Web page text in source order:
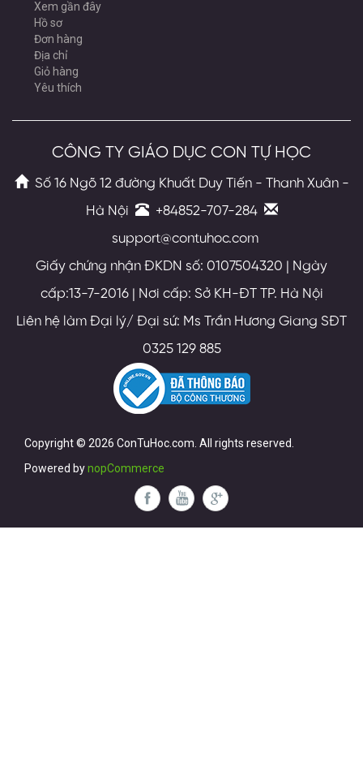
Xem gần đây
Hồ sơ
Đơn hàng
Địa chỉ
Giỏ hàng
Yêu thích
CÔNG TY GIÁO DỤC CON TỰ HỌC
Số 16 Ngõ 12 đường Khuất Duy Tiến - Thanh Xuân -
Hà Nội
+84852-707-284
support@contuhoc.com
Giấy chứng nhận ĐKDN số: 0107504320 | Ngày
cấp:13-7-2016 | Nơi cấp: Sở KH-ĐT TP. Hà Nội
Liên hệ làm Đại lý/ Đại sứ: Ms Trần Hương Giang SĐT
0325 129 885
Copyright © 2026 ConTuHoc.com. All rights reserved.
Powered bynopCommerce